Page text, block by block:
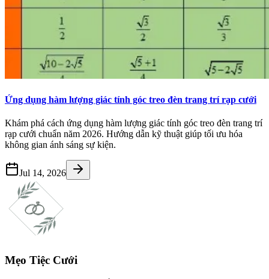
Ứng dụng hàm lượng giác tính góc treo đèn trang trí rạp cưới
Khám phá cách ứng dụng hàm lượng giác tính góc treo đèn trang trí
rạp cưới chuẩn năm 2026. Hướng dẫn kỹ thuật giúp tối ưu hóa
không gian ánh sáng sự kiện.
Jul 14, 2026
Mẹo Tiệc Cưới